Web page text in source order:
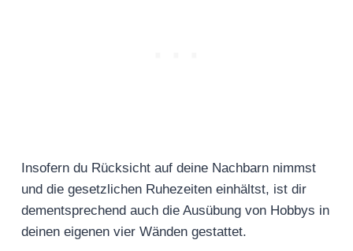
Insofern du Rücksicht auf deine Nachbarn nimmst
und die gesetzlichen Ruhezeiten einhältst, ist dir
dementsprechend auch die Ausübung von Hobbys in
deinen eigenen vier Wänden gestattet.